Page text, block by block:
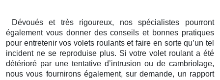
Dévoués et très rigoureux, nos spécialistes pourront
également vous donner des conseils et bonnes pratiques
pour entretenir vos volets roulants et faire en sorte qu’un tel
incident ne se reproduise plus. Si votre volet roulant a été
détérioré par une tentative d’intrusion ou de cambriolage,
nous vous fournirons également, sur demande, un rapport